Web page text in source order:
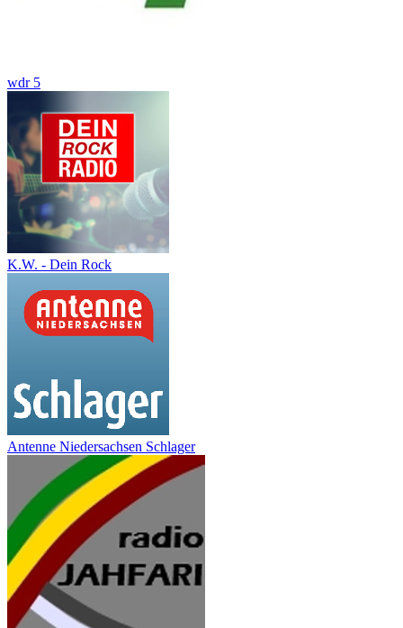
wdr 5
K.W. - Dein Rock
Antenne Niedersachsen Schlager